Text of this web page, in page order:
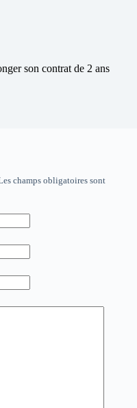
son contrat de 2 ans
champs obligatoires sont